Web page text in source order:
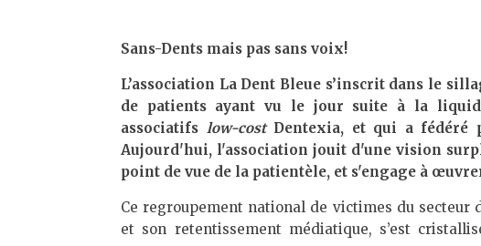
Sans-Dents mais pas sans voix!
L’association La Dent Bleue s’inscrit dans le
de patients ayant vu le jour suite à la
associatifs low-costDentexia, et qui a fédéré
Aujourd'hui, l'association jouit d'une vision
point de vue de la patientèle, et s'engage à
Ce regroupement national de victimes du
et son retentissement médiatique, s’est